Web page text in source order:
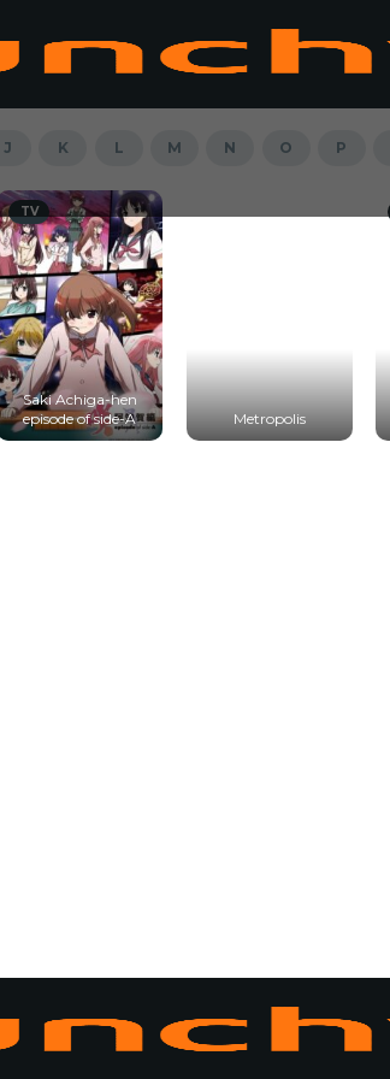
J K L M N O P
TV
Saki Achiga-hen
episode of side-A
Metropolis